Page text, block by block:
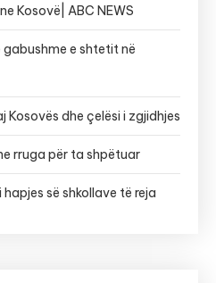
Kosovë| ABC NEWS
gabushme e shtetit në
Kosovës dhe çelësi i zgjidhjes
rruga për ta shpëtuar
së shkollave të reja